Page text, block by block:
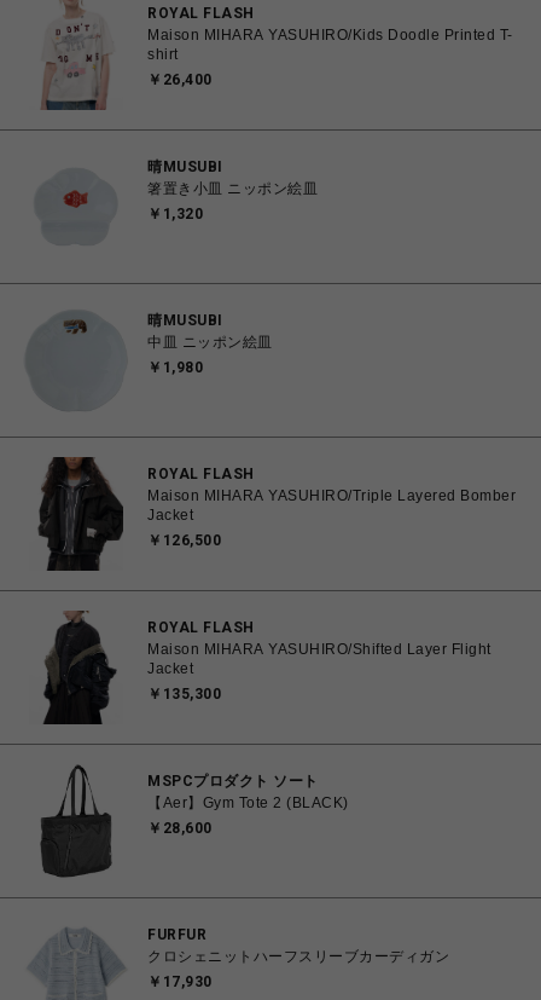
ROYAL FLASH
Maison MIHARA YASUHIRO/Kids Doodle Printed T-
shirt
￥26,400
晴MUSUBI
箸置き小皿 ニッポン絵皿
￥1,320
晴MUSUBI
中皿 ニッポン絵皿
￥1,980
ROYAL FLASH
Maison MIHARA YASUHIRO/Triple Layered Bomber
Jacket
￥126,500
ROYAL FLASH
Maison MIHARA YASUHIRO/Shifted Layer Flight
Jacket
￥135,300
MSPCプロダクト ソート
【Aer】Gym Tote 2 (BLACK)
￥28,600
FURFUR
クロシェニットハーフスリーブカーディガン
￥17,930